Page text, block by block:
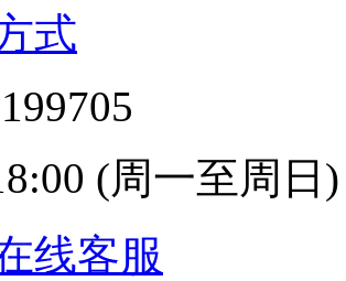
式
(周一至周日)
线客服